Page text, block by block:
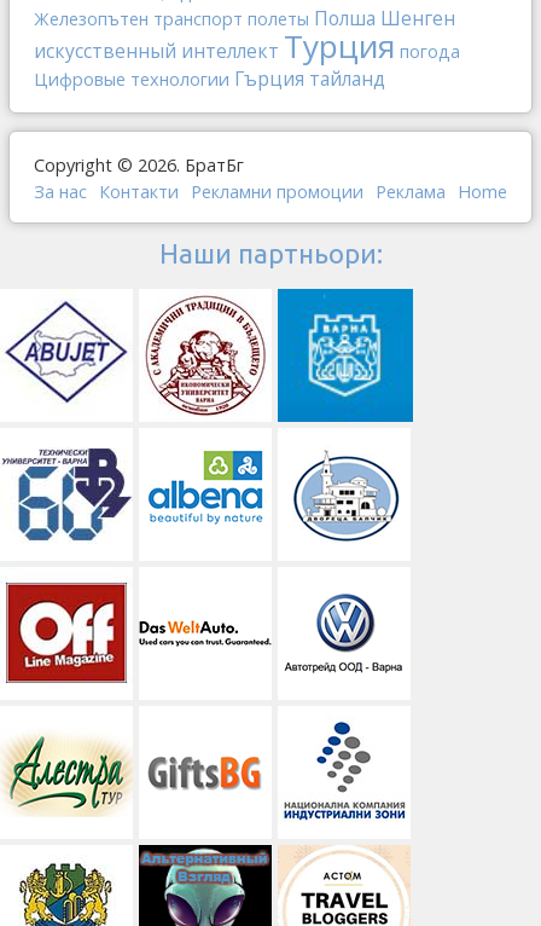
Железопътен транспорт полеты Полша Шенген
искусственный интеллект Турция погода
Цифровые технологии Гърция тайланд
Copyright © 2026. БратБг
За нас Контакти Рекламни промоции Реклама Home
Наши партньори: